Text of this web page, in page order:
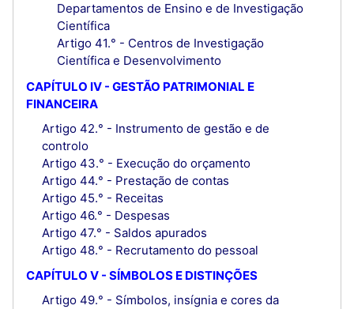
Departamentos de Ensino e de Investigação
Científica
Artigo 41.° - Centros de Investigação
Científica e Desenvolvimento
CAPÍTULO IV - GESTÃO PATRIMONIAL E
FINANCEIRA
Artigo 42.° - Instrumento de gestão e de
controlo
Artigo 43.° - Execução do orçamento
Artigo 44.° - Prestação de contas
Artigo 45.° - Receitas
Artigo 46.° - Despesas
Artigo 47.° - Saldos apurados
Artigo 48.° - Recrutamento do pessoal
CAPÍTULO V - SÍMBOLOS E DISTINÇÕES
Artigo 49.° - Símbolos, insígnia e cores da